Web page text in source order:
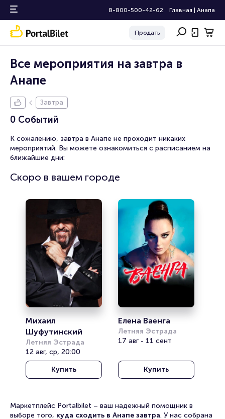
8-800-500-42-62 Главная Анапа
Продать
Все мероприятия на завтра в
Анапе
Завтра
0 Событий
К сожалению, завтра в Анапе не проходит никаких
мероприятий. Вы можете ознакомиться с расписанием на
ближайшие дни:
Скоро в вашем городе
Михаил
Шуфутинский
Летняя Эстрада
12 авг, ср, 20:00
Купить
Елена Ваенга
Летняя Эстрада
17 авг - 11 сент
Купить
Маркетплейс Portalbilet – ваш надежный помощник в
выборе того, куда сходить в Анапе завтра. У нас собрана